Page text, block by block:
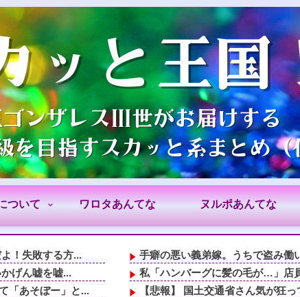
ついて ワロタあんてな ヌルポあんてな
！失敗する方...
げん嘘を嘘...
「あそぼー」と...
手癖の悪い義弟嫁。うちで盗み働
私「ハンバーグに髪の毛が…」店
【悲報】 国土交通省さん気が狂